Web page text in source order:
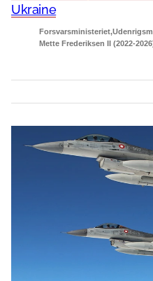
Ukraine
Forsvarsministeriet
Mette Frederiksen II (2022-